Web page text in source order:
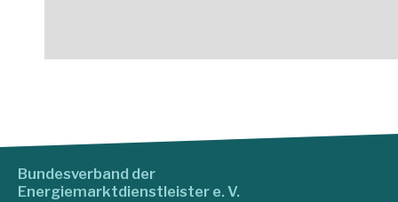
Bundesverband der
Energiemarktdienstleister e. V.